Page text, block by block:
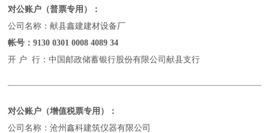
对公账户（普票专用）：
公司名称：献县鑫建建材设备厂
帐号：9130 0301 0008 4089 34
开 户 行：中国邮政储蓄银行股份有限公司献县支行
对公账户（增值税票专用）：
公司名称：沧州鑫科建筑仪器有限公司